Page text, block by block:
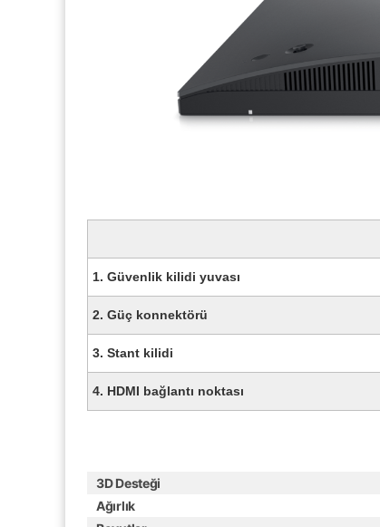
1. Güvenlik kilidi yuvası
2. Güç konnektörü
3. Stant kilidi
4. HDMI bağlantı noktası
3D Desteği
Ağırlık